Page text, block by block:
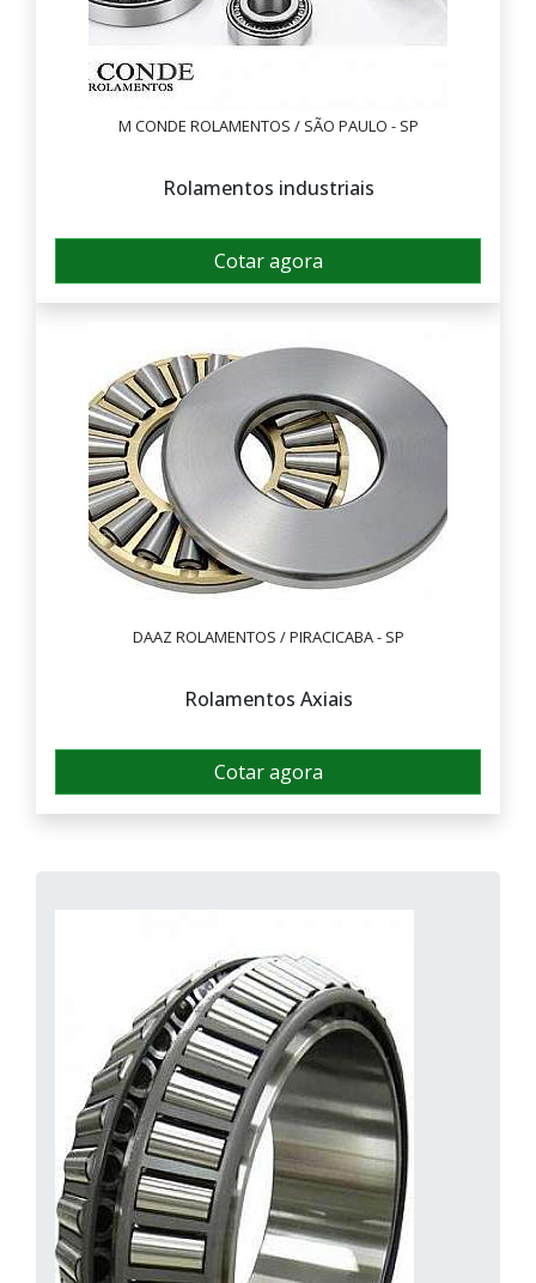
M CONDE ROLAMENTOS / SÃO PAULO - SP
Rolamentos industriais
Cotar agora
DAAZ ROLAMENTOS / PIRACICABA - SP
Rolamentos Axiais
Cotar agora